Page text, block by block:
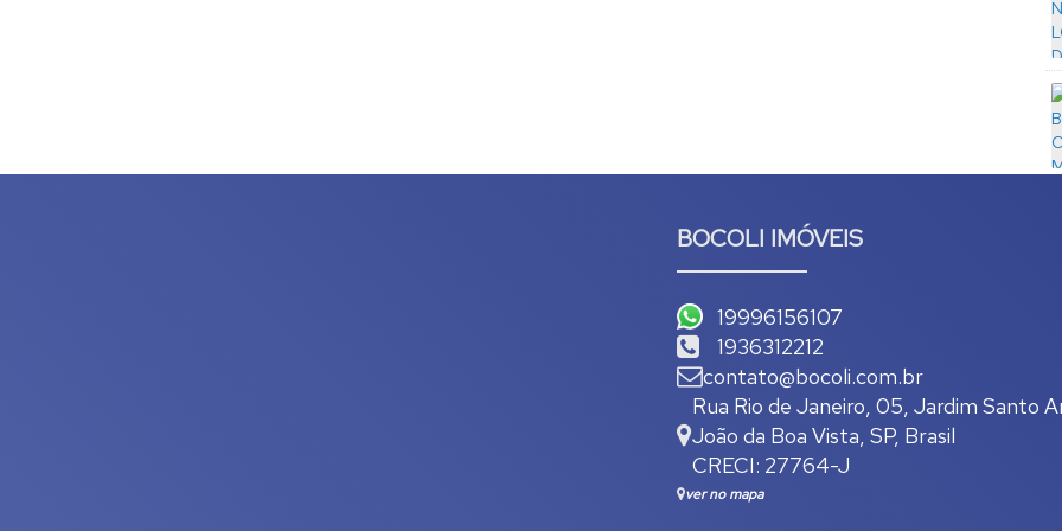
BOCOLI IMÓVEIS
19996156107
1936312212
contato@bocoli.com.br
Rua Rio de Janeiro 05 Jardim Santo
João da Boa Vista SP, Brasil
CRECI: 27764-J
ver no mapa